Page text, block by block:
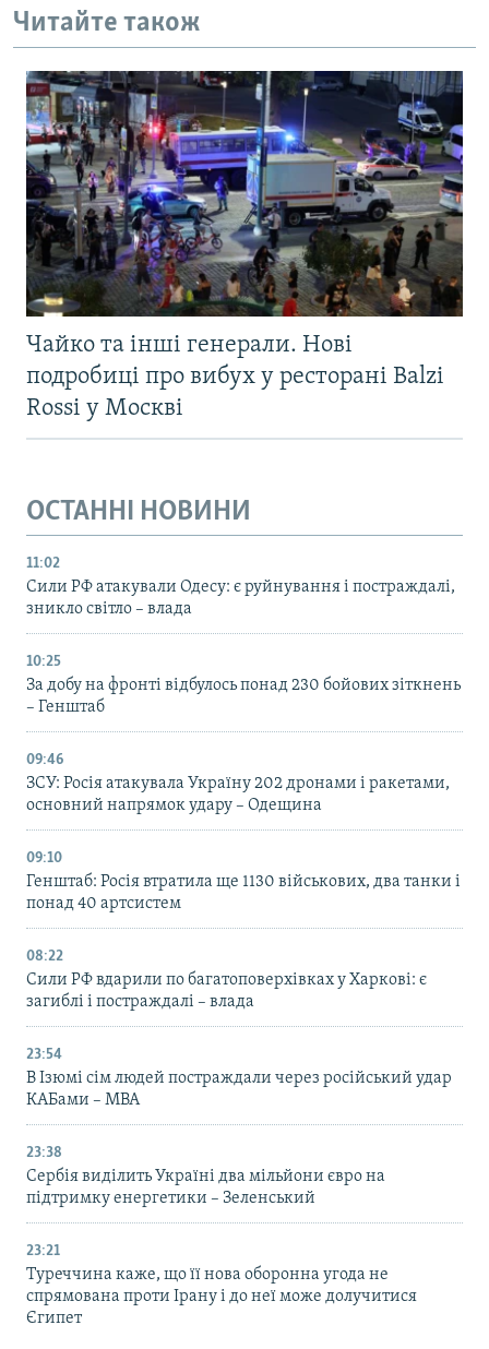
Читайте також
Чайко та інші генерали. Нові
подробиці про вибух у ресторані Balzi
Rossi у Москві
ОСТАННІ НОВИНИ
11:02
Сили РФ атакували Одесу: є руйнування і постраждалі,
зникло світло – влада
10:25
За добу на фронті відбулось понад 230 бойових зіткнень
– Генштаб
09:46
ЗСУ: Росія атакувала Україну 202 дронами і ракетами,
основний напрямок удару – Одещина
09:10
Генштаб: Росія втратила ще 1130 військових, два танки і
понад 40 артсистем
08:22
Сили РФ вдарили по багатоповерхівках у Харкові: є
загиблі і постраждалі – влада
23:54
В Ізюмі сім людей постраждали через російський удар
КАБами – МВА
23:38
Сербія виділить Україні два мільйони євро на
підтримку енергетики – Зеленський
23:21
Туреччина каже, що її нова оборонна угода не
спрямована проти Ірану і до неї може долучитися
Єгипет